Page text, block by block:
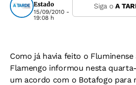
Estado
15/09/2010 -
19:08 h
Siga oA
Como já havia feito o
Flamengo informou nesta
um acordo com o Botafogo para